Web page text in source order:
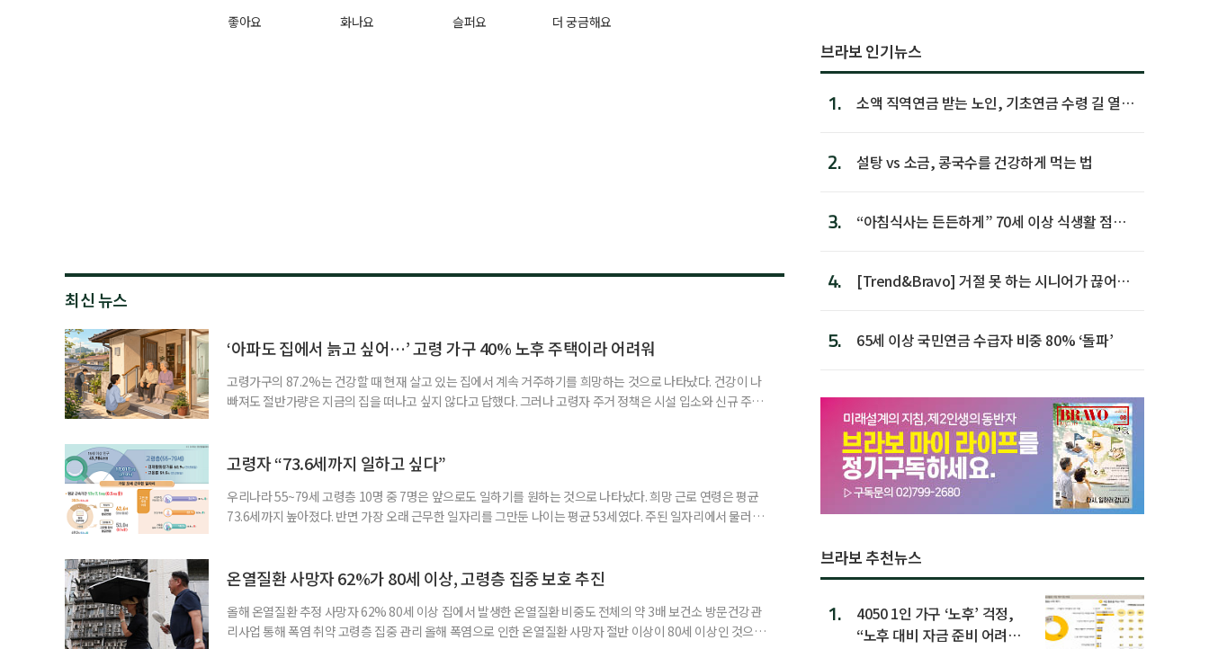
좋아요 화나요 슬퍼요 더 궁금해요
최신 뉴스
‘아파도 집에서 늙고 싶어…’ 고령 가구 40% 노후 주택이라 어려워
고령가구의 87.2%는 건강할 때 현재 살고 있는 집에서 계속 거주하기를 희망하는 것으로 나타났다. 건강이 나
빠져도 절반가량은 지금의 집을 떠나고 싶지 않다고 답했다. 그러나 고령자 주거 정책은 시설 입소와 신규 주택
여름호에 실린 ‘통합돌봄 시행에 따른 고령자 주거-돌봄 협업 체계 구축 방안’ 보고서는 고
고령자 “73.6세까지 일하고 싶다”
우리나라 55~79세 고령층 10명 중 7명은 앞으로도 일하기를 원하는 것으로 나타났다. 희망 근로 연령은 평균
73.6세까지 높아졌다. 반면 가장 오래 근무한 일자리를 그만둔 나이는 평균 53세였다. 주된 일자리에서 물러난
7000명으로, 1년 전보다 57만 명 증가했다. 15세 이상 인구에서 차지하는 비중은
온열질환 사망자 62%가 80세 이상, 고령층 집중 보호 추진
올해 온열질환 추정 사망자 62% 80세 이상 집에서 발생한 온열질환 비중도 전체의 약 3배 보건소 방문건강관
리사업 통해 폭염 취약 고령층 집중 관리 올해 폭염으로 인한 온열질환 사망자 절반 이상이 80세 이상인 것으로
브라보 인기뉴스
1.
소액 직역연금 받는 노인, 기초연금 수령 길 열린
2. 설탕 vs 소금, 콩국수를 건강하게 먹는 법
3.
“아침식사는 든든하게” 70세 이상 식생활 점수
4.
[Trend&Bravo] 거절 못 하는 시니어가 끊어야
5. 65세 이상 국민연금 수급자 비중 80% ‘돌파’
브라보 추천뉴스
1.
4050 1인 가구 ‘노후’ 걱정,
“노후 대비 자금 준비 어려